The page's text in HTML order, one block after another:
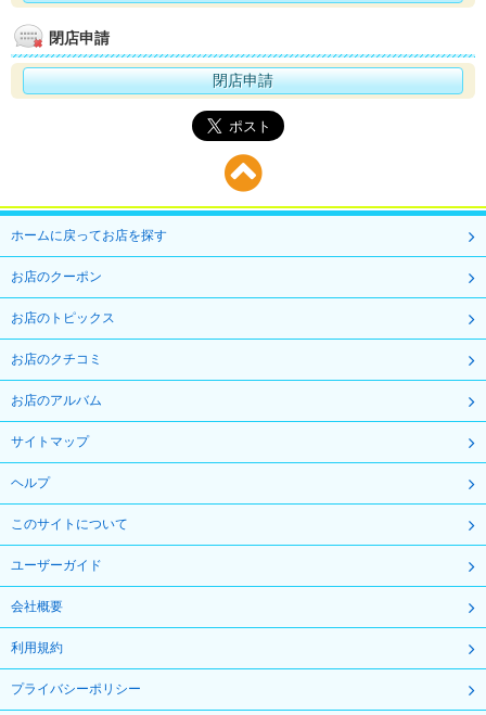
閉店申請
閉店申請
ホームに戻ってお店を探す
お店のクーポン
お店のトピックス
お店のクチコミ
お店のアルバム
サイトマップ
ヘルプ
このサイトについて
ユーザーガイド
会社概要
利用規約
プライバシーポリシー